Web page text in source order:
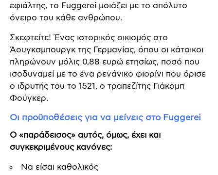
εφιάλτης, το Fuggerei μοιάζει με το απόλυτο
όνειρο του κάθε ανθρώπου.
Σκεφτείτε! Ένας ιστορικός οικισμός στο
Άουγκσμπουργκ της Γερμανίας, όπου οι κάτοικοι
πληρώνουν μόλις 0,88 ευρώ ετησίως, ποσό που
ισοδυναμεί με το ένα ρενάνικο φιορίνι που όρισε
ο ιδρυτής του το 1521, ο τραπεζίτης Γιάκομπ
Φούγκερ.
Οι προϋποθέσεις για να μείνεις στο Fuggerei
Ο «παράδεισος» αυτός, όμως, έχει και
συγκεκριμένους κανόνες:
Να είσαι καθολικός